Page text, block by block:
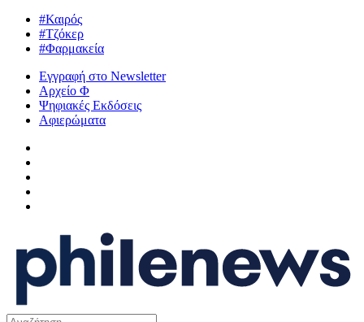
#Καιρός
#Τζόκερ
#Φαρμακεία
Εγγραφή στο Newsletter
Αρχείο Φ
Ψηφιακές Εκδόσεις
Αφιερώματα